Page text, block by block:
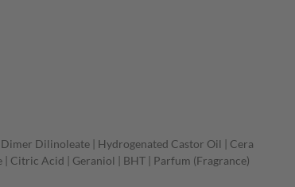
Dilinoleate | Hydrogenated Castor Oil | Cera
Citric Acid | Geraniol | BHT | Parfum (Fragrance)